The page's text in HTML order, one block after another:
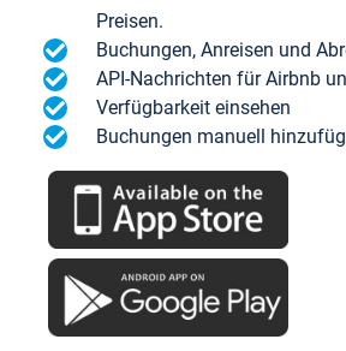
Preisen.
Buchungen, Anreisen und
API-Nachrichten für Airbnb
Verfügbarkeit einsehen
Buchungen manuell